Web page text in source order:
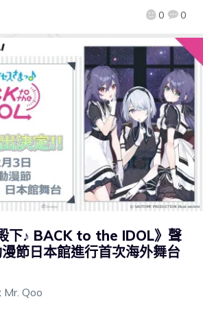
0 0
下♪ BACK to the IDOL》聲
節日本館進行首次海外舞台
Mr. Qoo